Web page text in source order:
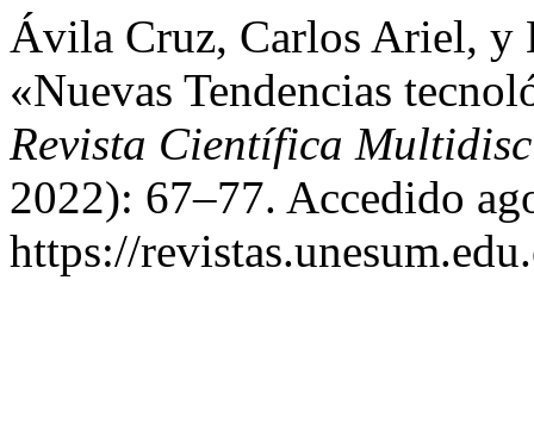
Ávila Cruz, Carlos Ariel, y
«Nuevas Tendencias
Revista Científica
2022): 67–77. Accedido
https://